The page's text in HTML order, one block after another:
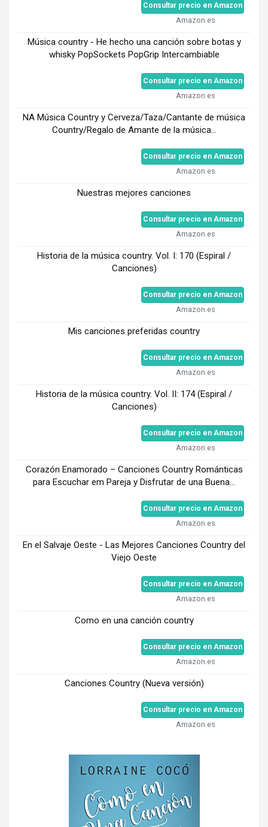
Consultar precio en Amazon
Amazon.es
Música country - He hecho una canción sobre botas y
whisky PopSockets PopGrip Intercambiable
Consultar precio en Amazon
Amazon.es
NA Música Country y Cerveza/Taza/Cantante de música
Country/Regalo de Amante de la música...
Consultar precio en Amazon
Amazon.es
Nuestras mejores canciones
Consultar precio en Amazon
Amazon.es
Historia de la música country. Vol. I: 170 (Espiral /
Canciones)
Consultar precio en Amazon
Amazon.es
Mis canciones preferidas country
Consultar precio en Amazon
Amazon.es
Historia de la música country. Vol. II: 174 (Espiral /
Canciones)
Consultar precio en Amazon
Amazon.es
Corazón Enamorado – Canciones Country Románticas
para Escuchar em Pareja y Disfrutar de una Buena...
Consultar precio en Amazon
Amazon.es
En el Salvaje Oeste - Las Mejores Canciones Country del
Viejo Oeste
Consultar precio en Amazon
Amazon.es
Como en una canción country
Consultar precio en Amazon
Amazon.es
Canciones Country (Nueva versión)
Consultar precio en Amazon
Amazon.es